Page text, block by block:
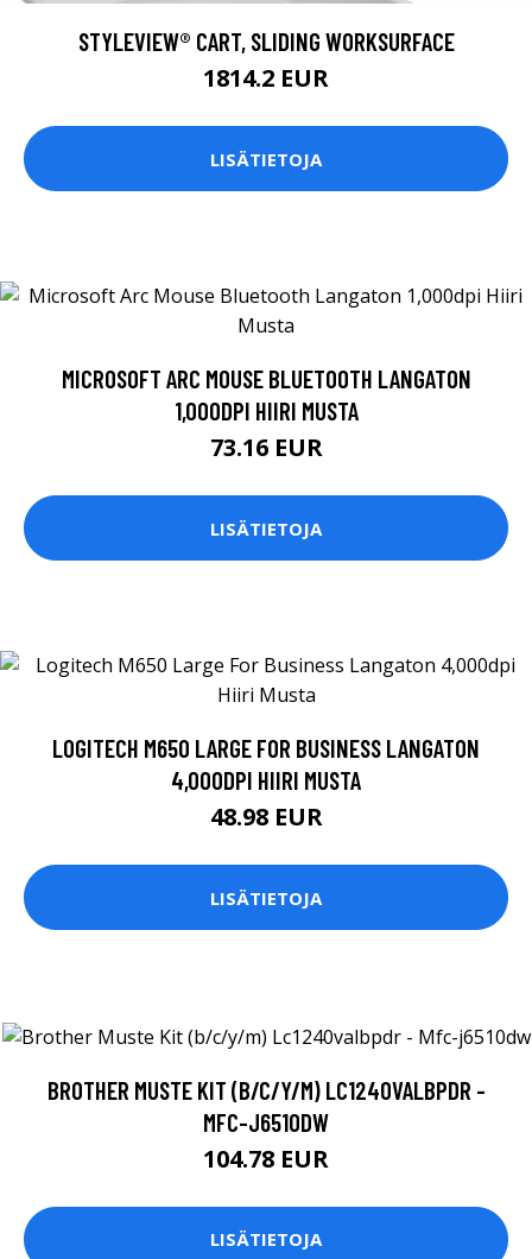
STYLEVIEW® CART, SLIDING WORKSURFACE
1814.2 EUR
LISÄTIETOJA
MICROSOFT ARC MOUSE BLUETOOTH LANGATON
1,000DPI HIIRI MUSTA
73.16 EUR
LISÄTIETOJA
LOGITECH M650 LARGE FOR BUSINESS LANGATON
4,000DPI HIIRI MUSTA
48.98 EUR
LISÄTIETOJA
BROTHER MUSTE KIT (B/C/Y/M) LC1240VALBPDR -
MFC-J6510DW
104.78 EUR
LISÄTIETOJA